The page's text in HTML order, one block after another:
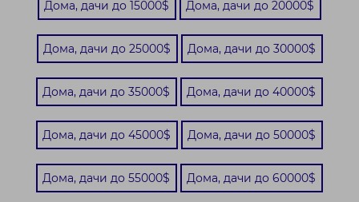
Дома, дачи до 15000$ Дома, дачи до 20000$
Дома, дачи до 25000$ Дома, дачи до 30000$
Дома, дачи до 35000$ Дома, дачи до 40000$
Дома, дачи до 45000$ Дома, дачи до 50000$
Дома, дачи до 55000$ Дома, дачи до 60000$